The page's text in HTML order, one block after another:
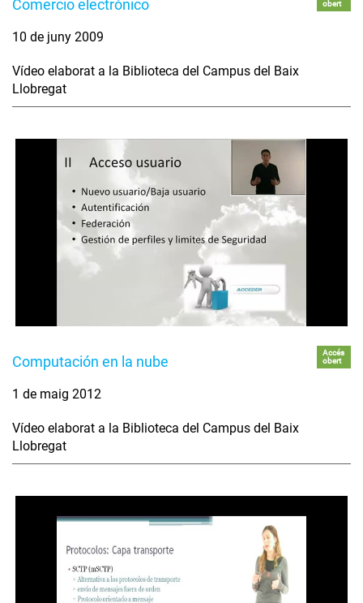
Comercio electrónico obert
10 de juny 2009
Vídeo elaborat a la Biblioteca del Campus del Baix
Llobregat
Computación en la nube
Accés
obert
1 de maig 2012
Vídeo elaborat a la Biblioteca del Campus del Baix
Llobregat